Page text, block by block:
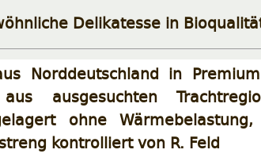
Delikatesse in
Norddeutschland in
ausgesuchten
ohne
kontrolliert von R. Feld